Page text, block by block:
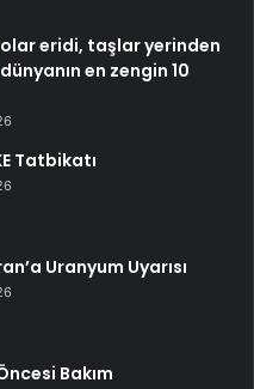
eridi, taşlar yerinden
en zengin 10
Tatbikatı
Uranyum Uyarısı
Bakım